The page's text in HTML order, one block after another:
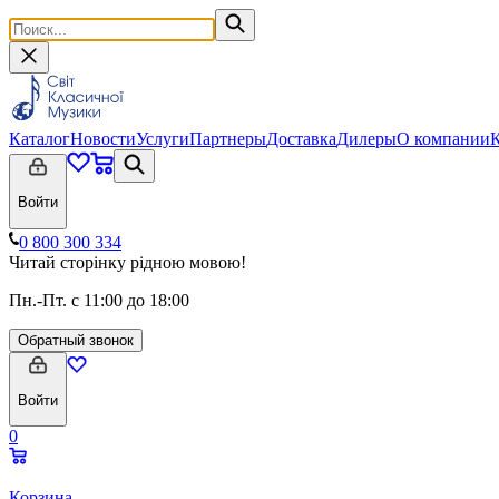
КаталогНовостиУслугиПартнерыДоставкаДилерыО компании
Войти
0 800 300 334
Читай сторінку рідною мовою!
Пн.-Пт. с 11:00 до 18:00
Обратный звонок
Войти
0